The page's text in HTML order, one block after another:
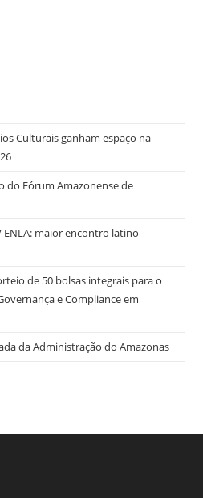
Culturais ganham espaço na
do Fórum Amazonense de
ENLA: maior encontro latino-
de 50 bolsas integrais para o
e Compliance em
da Administração do Amazonas